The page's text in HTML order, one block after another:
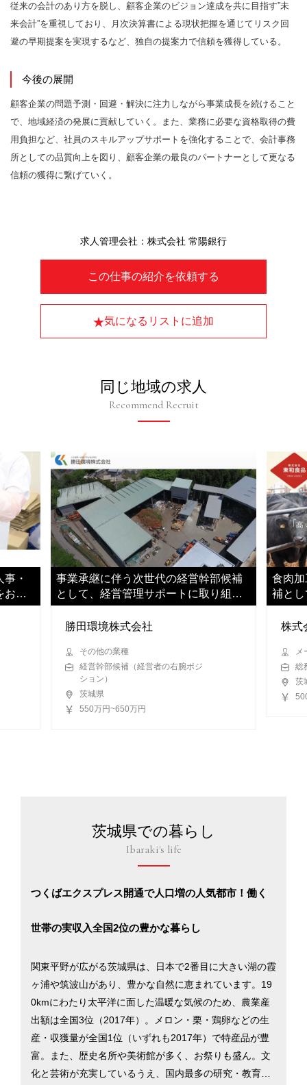
従来の会計のあり方を脱し、顧客企業のビジョン達成を共に目指す”未
来会計”を重視しており、月次決算書による現状把握を通じてリスク回
避の早期提案を実現するなど、独自の提案力で信頼を獲得している。
今後の展開
顧客企業の問題予測・回避・解決に注力しながら事業成長を続けること
で、地域経済の発展に貢献していく。また、業務に必要な資格取得の費
用負担など、社員のスキルアップサポートを強化することで、会計事務
所としての品質向上を図り、顧客企業の最良のパートナーとして更なる
信頼の獲得に繋げていく。
この仕事の紹介を依頼する
気になるリストに追加
求人管理会社：株式会社 常陽銀行
同じ地域の求人
Recommend Recruit
・
お任
事業承継に伴う次世代の経営幹部候補
として、経営管理サポートに取り組み
ご活躍ください
勝田環境株式会社
その他の業種
経営幹部候補（経営者の右腕ポジ
ション）
茨城県
550万円~650万円
食肉
補と
だきま
株式
メ
総
茨
茨城県での暮らし
Ibaraki's life
つくばエクスプレス開通で人口増の人気都市！働く
世帯の実収入全国2位の豊かな暮らし
関東平野が広がる茨城県は、日本で2番目に大きい湖の霞
ヶ浦や筑波山があり、豊かな自然に恵まれています。19
0kmにわたり太平洋に面した温暖な気候のため、農業産
出額は全国3位（2017年）。メロン・栗・鶏卵などの生
産・収獲量が全国1位（いずれも2017年）で特産品が豊
富。また、歴史名所や美術館が多く、お祭りも盛ん。文
化と芸術が充実しているうえ、国内最多の研究・教育機